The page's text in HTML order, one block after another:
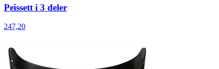
Peissett i 3 deler
247,20